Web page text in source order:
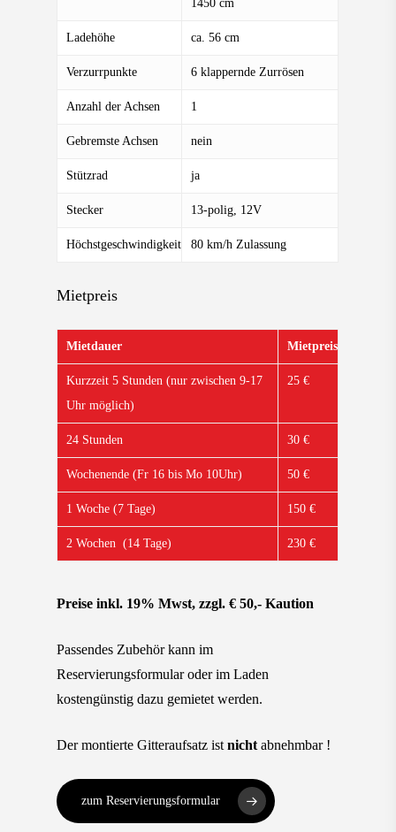
1450 cm
Ladehöhe ca. 56 cm
Verzurrpunkte 6 klappernde Zurrösen
Anzahl der Achsen 1
Gebremste Achsen nein
Stützrad ja
Stecker 13-polig, 12V
Höchstgeschwindigkeit 80 km/h Zulassung
Mietpreis
Mietdauer Mietpreis
Kurzzeit 5 Stunden (nur zwischen 9-17
Uhr möglich)
25 €
24 Stunden 30 €
Wochenende (Fr 16 bis Mo 10Uhr) 50 €
1 Woche (7 Tage) 150 €
2 Wochen (14 Tage) 230 €
Preise inkl. 19% Mwst, zzgl. € 50,- Kaution
Passendes Zubehör kann im
Reservierungsformular oder im Laden
kostengünstig dazu gemietet werden.
Der montierte Gitteraufsatz istnicht abnehmbar !
zum Reservierungsformular